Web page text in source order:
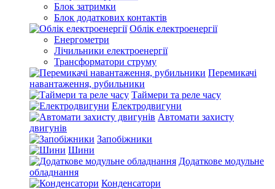
Блок затримки
Блок додаткових контактів
Облік електроенергії
Енергометри
Лічильники електроенергії
Трансформатори струму
Перемикачі
навантаження, рубильники
Таймери та реле часу
Електродвигуни
Автомати захисту
двигунів
Запобіжники
Шини
Додаткове модульне
обладнання
Конденсатори